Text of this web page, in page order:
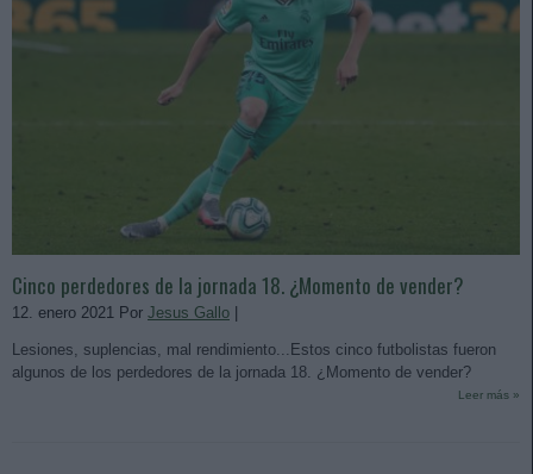
Cinco perdedores de la jornada 18. ¿Momento de vender?
12. enero 2021 Por Jesus Gallo
Lesiones, suplencias, mal rendimiento...Estos cinco futbolistas fueron
algunos de los perdedores de la jornada 18. ¿Momento de vender?
Leer más »